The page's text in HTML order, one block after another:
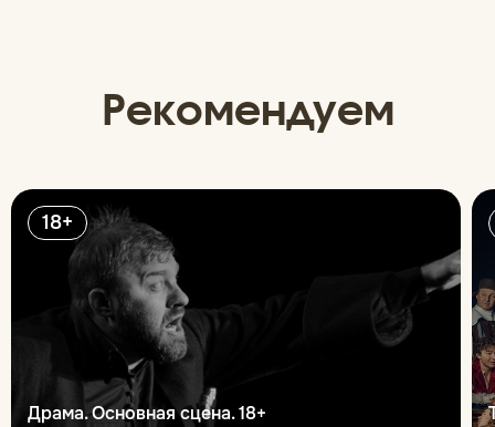
Рекомендуем
18+
Драма. Основная сцена. 18+